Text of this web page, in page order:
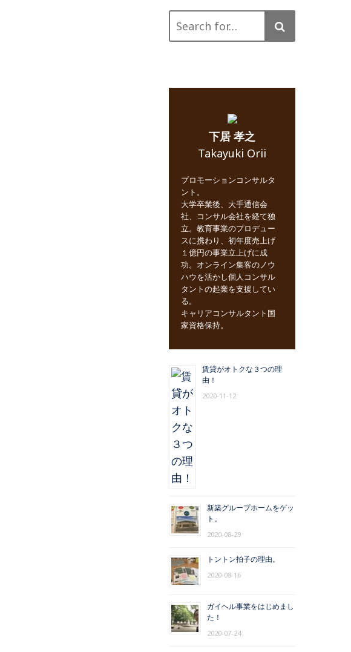
for:
下居 孝之
Takayuki Orii
プロモーションコンサルタ
ント。
大学卒業後、大手通信会
社、コンサル会社を経て独
立。教育事業のプロデュー
スに携わり、初年度売上げ
１億円の事業立上げに成
功。オンライン集客のノウ
ハウを活かし個人コンサル
タントの起業を支援してい
る。
キャリアコンサルタント国
家資格保持。
賃貸がオトクな３つの理
由！
2020-11-12
新築グループホームをゲッ
ト。
2020-08-29
トントン拍子の理由。
2020-08-16
ガイヘル事業をはじめまし
た！
2020-07-24